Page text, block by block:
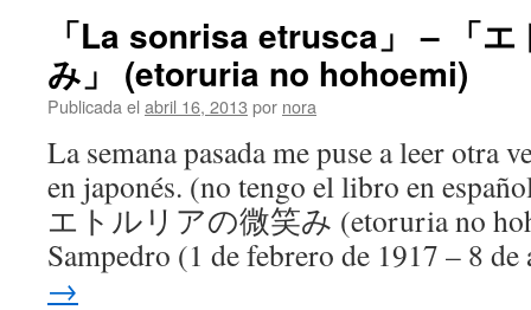
「La sonrisa etrusca」 – 「
み」 (etoruria no hohoemi)
Publicada el abril 16, 2013 por nora
La semana pasada me puse a leer otra
en japonés. (no tengo el libro en
エトルリアの微笑み (etoruria no
Sampedro (1 de febrero de 1917 – 8
→